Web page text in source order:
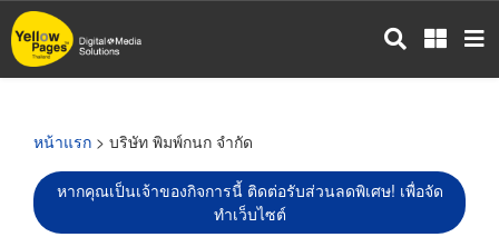
ข้าม
ไป
หน้าแรก > บริษัท พิมพ์กนก จำกัด
หากคุณเป็นเจ้าของกิจการนี้ ติดต่อรับส่วนลดพิเศษ! เพื่อจัด
ทำเว็บไซต์